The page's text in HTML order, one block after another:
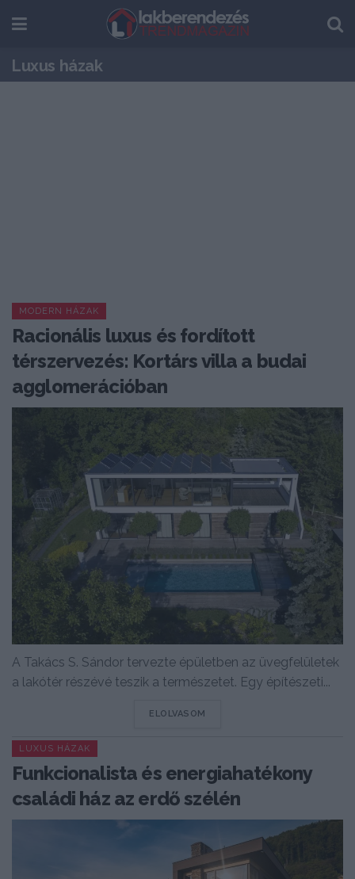
Luxus házak
MODERN HÁZAK
Racionális luxus és fordított
térszervezés: Kortárs villa a budai
agglomerációban
A Takács S. Sándor tervezte épületben az üvegfelületek
a lakótér részévé teszik a természetet. Egy építészeti...
ELOLVASOM
LUXUS HÁZAK
Funkcionalista és energiahatékony
családi ház az erdő szélén